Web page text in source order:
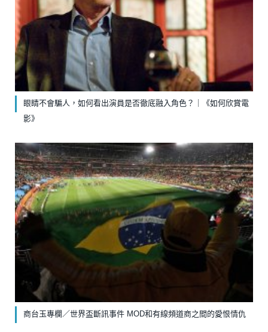
眼睛不會騙人，如何看出演員是否徹底融入角色？｜《如何欣賞電
影》
商台玉專欄／世界盃斷訊事件 MOD和有線頻道商之間的愛恨情仇